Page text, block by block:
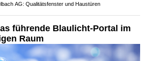
AG: Qualitätsfenster und Haustüren
führende Blaulicht-Portal im
Raum